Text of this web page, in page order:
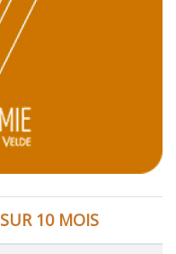
SUR 10 MOIS